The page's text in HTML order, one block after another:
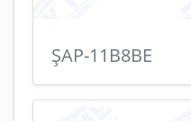
ŞAP-11B8BE